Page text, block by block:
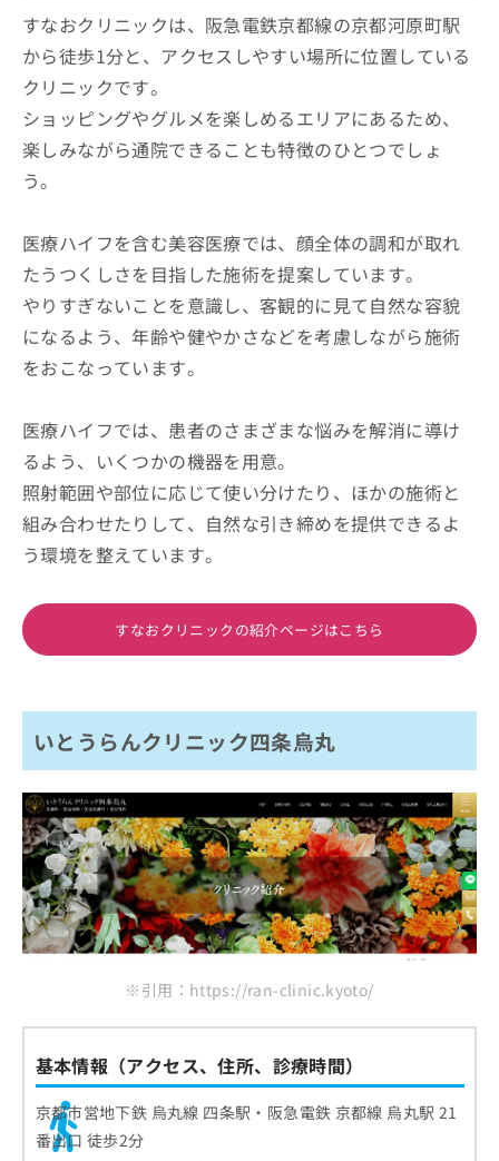
すなおクリニックは、阪急電鉄京都線の京都河原町駅
から徒歩1分と、アクセスしやすい場所に位置している
クリニックです。
ショッピングやグルメを楽しめるエリアにあるため、
楽しみながら通院できることも特徴のひとつでしょ
う。
医療ハイフを含む美容医療では、顔全体の調和が取れ
たうつくしさを目指した施術を提案しています。
やりすぎないことを意識し、客観的に見て自然な容貌
になるよう、年齢や健やかさなどを考慮しながら施術
をおこなっています。
医療ハイフでは、患者のさまざまな悩みを解消に導け
るよう、いくつかの機器を用意。
照射範囲や部位に応じて使い分けたり、ほかの施術と
組み合わせたりして、自然な引き締めを提供できるよ
う環境を整えています。
すなおクリニックの紹介ページはこちら
いとうらんクリニック四条烏丸
※引用：https://ran-clinic.kyoto/
基本情報（アクセス、住所、診療時間）
京都市営地下鉄 烏丸線 四条駅・阪急電鉄 京都線 烏丸駅 21
番出口 徒歩2分